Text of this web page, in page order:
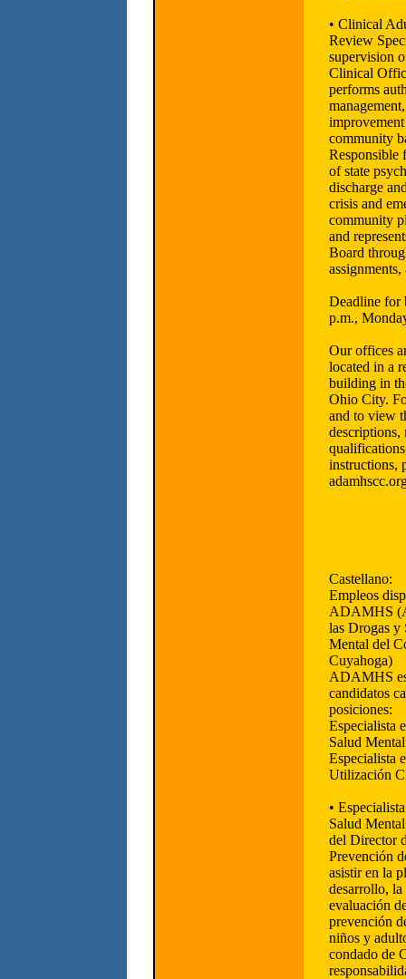
• Clinical
Review
supervision
Clinical
performs
community
Responsible
of state
discharge
crisis and
community
and
Board
Deadline for
p.m.,
Our offices
located in a
building in
Ohio City.
and to view
descriptions,
instructions,
Castellano:
Empleos
ADAMHS
las Drogas y
Mental del
Cuyahoga)
ADAMHS
candidatos
posiciones:
Especialista
Salud
Especialista
Utilización
•
Salud
del Director
Prevención
asistir en la
desarrollo,
evaluación
prevención
niños y
condado de